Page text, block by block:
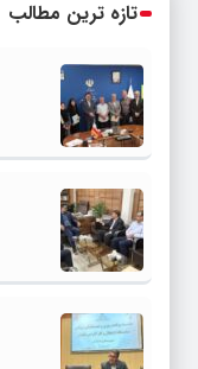
تازه ترین مطالب